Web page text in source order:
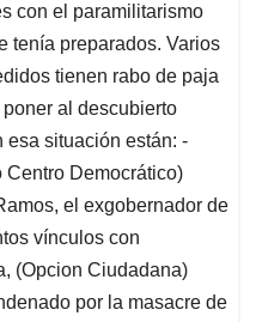
con el paramilitarismo
tenía preparados. Varios
tienen rabo de paja
al descubierto
esa situación están: -
Centro Democrático)
el exgobernador de
vínculos con
(Opcion Ciudadana)
por la masacre de